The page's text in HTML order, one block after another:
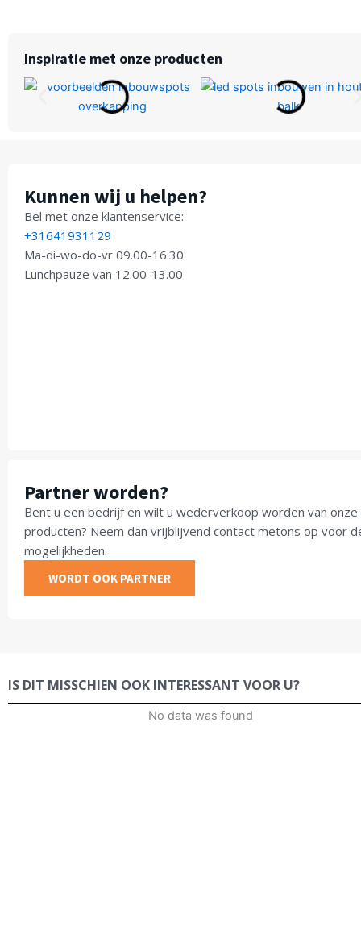
Inspiratie met onze producten
Kunnen wij u helpen?
Bel met onze klantenservice:
+31641931129
Ma-di-wo-do-vr 09.00-16:30
Lunchpauze van 12.00-13.00
Partner worden?
Bent u een bedrijf en wilt u wederverkoop worden van onze
producten? Neem dan vrijblijvend contact metons op voor
mogelijkheden.
WORDT OOK PARTNER
IS DIT MISSCHIEN OOK INTERESSANT VOOR U?
No data was found